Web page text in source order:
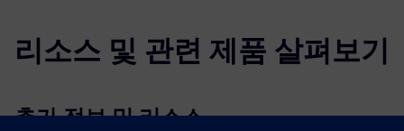
리소스 및 관련 제품 살펴보기
추가 정보 및 리소스